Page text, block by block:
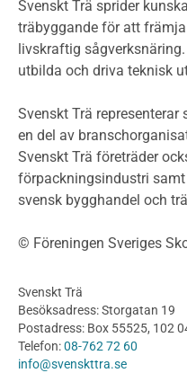
Termer och
Planering
Klimatkalkylator
Projektering av
Byggsystem
Fasadsystem i
Bullerskärmar och
Byggnation och
Utförande
Produkter
Konstruktionsvirke
Svenskt Trä sprider
träbyggande för att
livskraftig
utbilda och driva teknisk
Svenskt Trä
en del av
Svenskt Trä företräder
förpackningsindustri
svensk bygghandel och
© Föreningen Sveriges
Svenskt Trä
Besöksadress: Storgatan 19
Postadress: Box 55525, 102
Telefon:08-762 72 60
info@svenskttra.se